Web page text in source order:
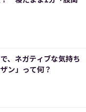
、ネガティブな気持ち
ン」って何？